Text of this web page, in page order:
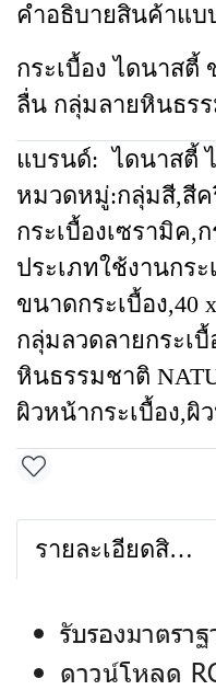
คำอธิบายสินค้าแบ
กระเบื้อง ไดนาสตี้
ลื่น กลุ่มลายหินธรร
แบรนด์: ไดนาสตี้
หมวดหมู่:กลุ่มสี,สี
กระเบื้องเซรามิค,
ประเภทใช้งานกระ
ขนาดกระเบื้อง,40
กลุ่มลวดลายกระเบื้
หินธรรมชาติ
ผิวหน้ากระเบื้อง,ผิ
รายละเอียดสินค้า
รับรองมาตรา
ดาวน์โหลด